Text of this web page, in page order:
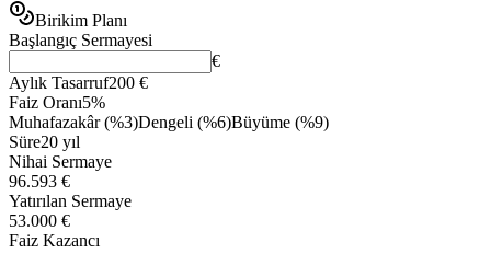
Birikim Planı
Başlangıç Sermayesi
€
Aylık Tasarruf200 €
Faiz Oranı5%
Muhafazakâr (%3)Dengeli (%6)Büyüme (%9)
Süre20 yıl
Nihai Sermaye
96.593 €
Yatırılan Sermaye
53.000 €
Faiz Kazancı